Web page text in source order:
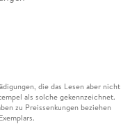
die das Lesen aber nicht
als solche gekennzeichnet.
zu Preissenkungen beziehen